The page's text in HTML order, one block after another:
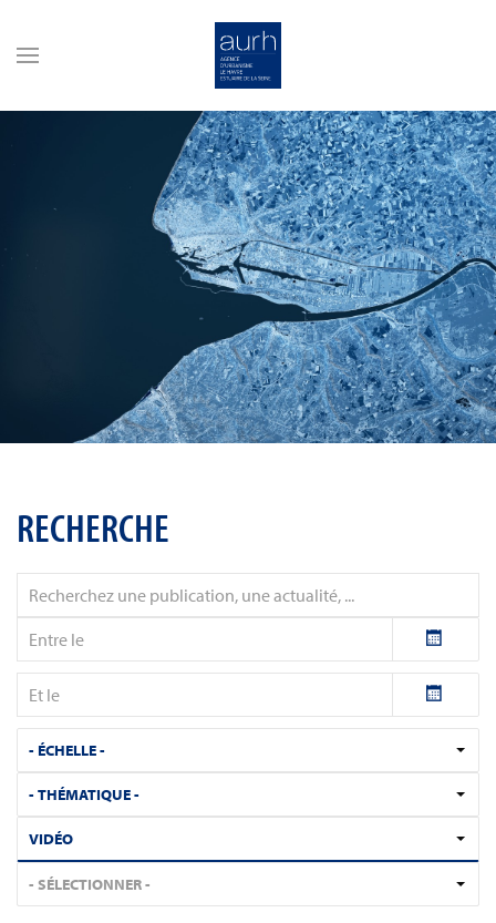
RECHERCHE
- ÉCHELLE -
- THÉMATIQUE -
VIDÉO
- SÉLECTIONNER -